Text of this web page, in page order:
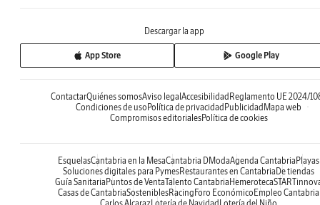
Descargar la app
App Store Google Play
ContactarQuiénes somosAviso legal Accesibilidad Reglamento UE 2024/
Condiciones de uso Política de privacidad Publicidad Mapa web
Compromisos editorialesPolítica de cookies
EsquelasCantabria en la MesaCantabria DModaAgenda Cantabria Playas
Soluciones digitales para PymesRestaurantes en Cantabria De tiendas
Guía Sanitaria Puntos de VentaTalento Cantabria Hemeroteca
Casas de CantabriaSosteniblesRacing Foro Económico Empleo Cantabria